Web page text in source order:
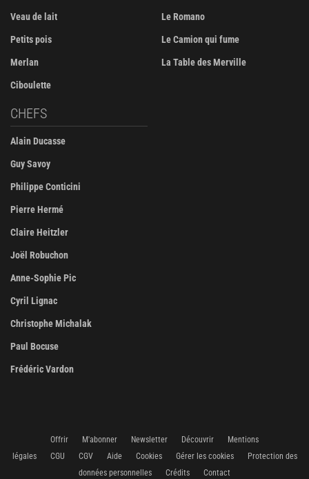
Veau de lait
Petits pois
Merlan
Ciboulette
Le Romano
Le Camion qui fume
La Table des Merville
CHEFS
Alain Ducasse
Guy Savoy
Philippe Conticini
Pierre Hermé
Claire Heitzler
Joël Robuchon
Anne-Sophie Pic
Cyril Lignac
Christophe Michalak
Paul Bocuse
Frédéric Vardon
Offrir M'abonner Newsletter Découvrir
Mentions
légales
CGU CGV Aide Cookies Gérer les cookies
Protection des
données personnelles
Crédits Contact